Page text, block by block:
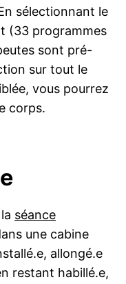
sélectionnant le
(33 programmes
sont pré-
sur tout le
vous pourrez
corps.
séance
une cabine
allongé.e
restant habillé.e,